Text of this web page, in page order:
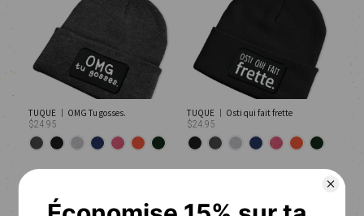
TUQUE │ OMG Tu gosses.
$24.95
TUQUE │ Osti qui fait frette
$24.95